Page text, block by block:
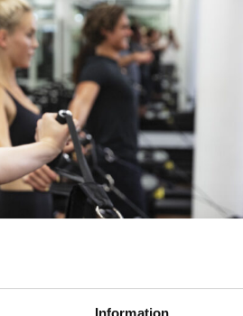
Information